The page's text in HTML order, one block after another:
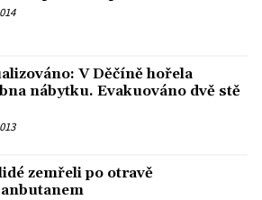
V Děčíně hořela
nábytku. Evakuováno dvě stě
zemřeli po otravě